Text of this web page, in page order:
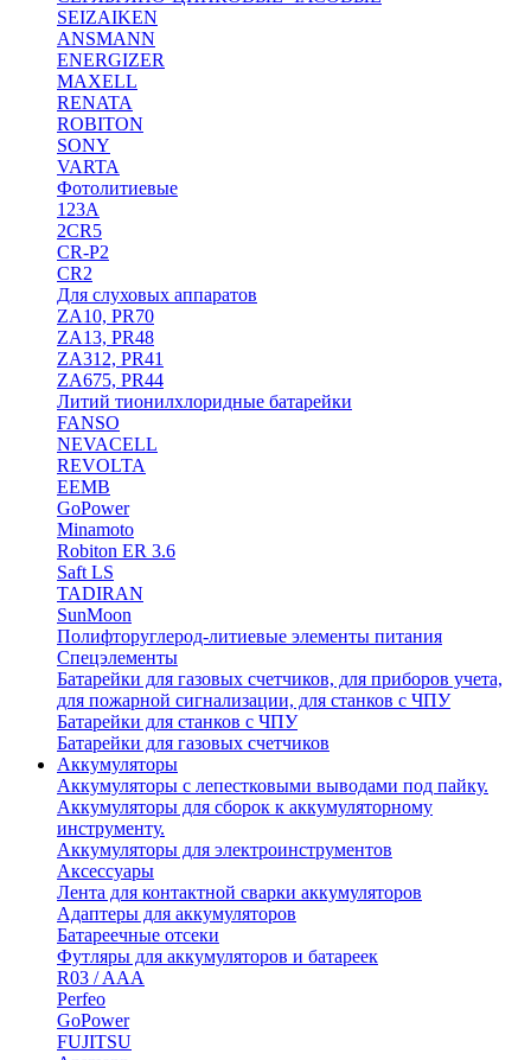
SEIZAIKEN
ANSMANN
ENERGIZER
MAXELL
RENATA
ROBITON
SONY
VARTA
Фотолитиевые
123A
2CR5
CR-P2
CR2
Для слуховых аппаратов
ZA10, PR70
ZA13, PR48
ZA312, PR41
ZA675, PR44
Литий тионилхлоридные батарейки
FANSO
NEVACELL
REVOLTA
EEMB
GoPower
Minamoto
Robiton ER 3.6
Saft LS
TADIRAN
SunMoon
Полифторуглерод-литиевые элементы питания
Спецэлементы
Батарейки для газовых счетчиков, для приборов учета,
для пожарной сигнализации, для станков с ЧПУ
Батарейки для станков с ЧПУ
Батарейки для газовых счетчиков
Аккумуляторы
Аккумуляторы с лепестковыми выводами под пайку.
Аккумуляторы для сборок к аккумуляторному
инструменту.
Аккумуляторы для электроинструментов
Аксессуары
Лента для контактной сварки аккумуляторов
Адаптеры для аккумуляторов
Батареечные отсеки
Футляры для аккумуляторов и батареек
R03 / AAA
Perfeo
GoPower
FUJITSU